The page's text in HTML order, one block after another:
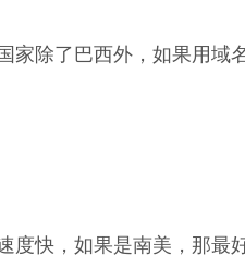
家除了巴西外，如果用域
度快，如果是南美，那最